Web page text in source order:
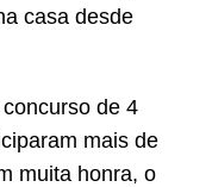
casa desde
de 4
mais de
muita honra, o